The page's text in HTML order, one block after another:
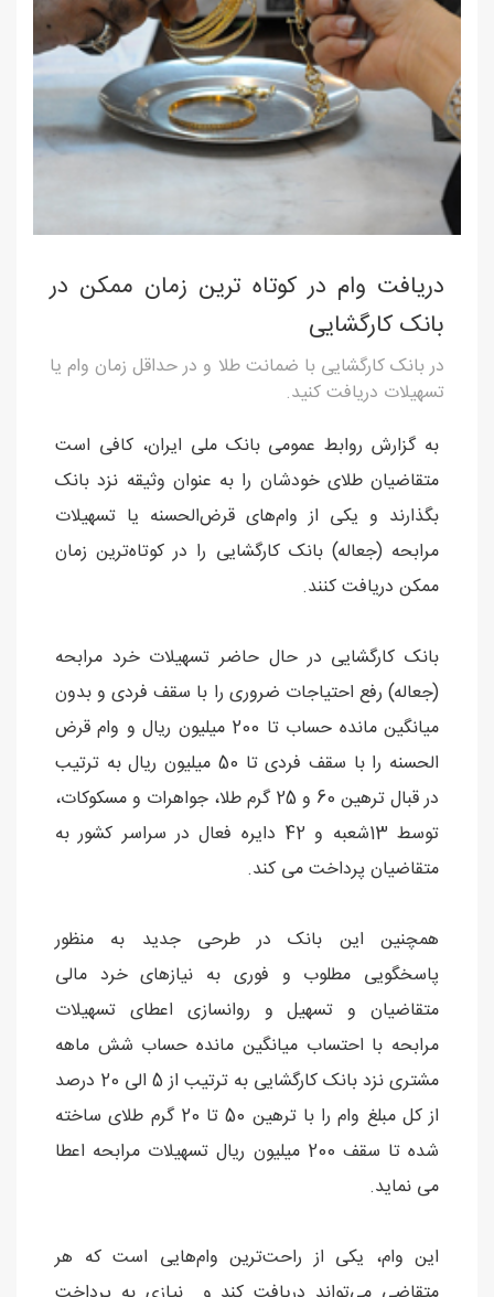
دریافت وام در کوتاه ترین زمان ممکن در
بانک کارگشایی
در بانک کارگشایی با ضمانت طلا و در حداقل زمان وام یا
تسهیلات دریافت کنید.
به گزارش روابط عمومی بانک ملی ایران، کافی است
متقاضیان طلای خودشان را به عنوان وثیقه نزد بانک
بگذارند و یکی از وام‌های قرض‌الحسنه یا تسهیلات
مرابحه (جعاله) بانک کارگشایی را در کوتاه‌ترین زمان
ممکن دریافت کنند.
بانک کارگشایی در حال حاضر تسهیلات خرد مرابحه
(جعاله) رفع احتیاجات ضروری را با سقف فردی و بدون
میانگین مانده حساب تا 200 میلیون ریال و وام قرض
الحسنه را با سقف فردی تا 50 میلیون ریال به ترتیب
در قبال ترهین 60 و 25 گرم طلا، جواهرات و مسکوکات،
توسط 13شعبه و 42 دایره فعال در سراسر کشور به
متقاضیان پرداخت می کند.
همچنین این بانک در طرحی جدید به منظور
پاسخگویی مطلوب و فوری به نیازهای خرد مالی
متقاضیان و تسهیل و روانسازی اعطای تسهیلات
مرابحه با احتساب میانگین مانده حساب شش ماهه
مشتری نزد بانک کارگشایی به ترتیب از 5 الی 20 درصد
از کل مبلغ وام را با ترهین 50 تا 20 گرم طلای ساخته
شده تا سقف 200 میلیون ریال تسهیلات مرابحه اعطا
می نماید.
این وام، یکی از راحت‌ترین وام‌هایی است که هر